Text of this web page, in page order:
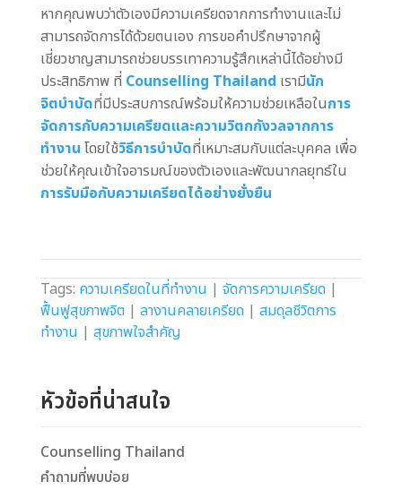
หากคุณพบว่าตัวเองมีความเครียดจากการทำงานและไม่
สามารถจัดการได้ด้วยตนเอง การขอคำปรึกษาจากผู้
เชี่ยวชาญสามารถช่วยบรรเทาความรู้สึกเหล่านี้ได้อย่างมี
ประสิทธิภาพ ที่Counselling Thailand เรามีนัก
จิตบำบัดที่มีประสบการณ์พร้อมให้ความช่วยเหลือในการ
จัดการกับความเครียดและความวิตกกังวลจากการ
ทำงาน โดยใช้วิธีการบำบัดที่เหมาะสมกับแต่ละบุคคล เพื่อ
ช่วยให้คุณเข้าใจอารมณ์ของตัวเองและพัฒนากลยุทธ์ใน
การรับมือกับความเครียดได้อย่างยั่งยืน
Tags: ความเครียดในที่ทำงาน | จัดการความเครียด |
ฟื้นฟูสุขภาพจิต | ลางานคลายเครียด | สมดุลชีวิตการ
ทำงาน | สุขภาพใจสำคัญ
หัวข้อที่น่าสนใจ
Counselling Thailand
คำถามที่พบบ่อย